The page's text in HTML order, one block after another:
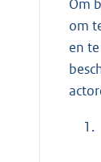
Om
om
en
1.